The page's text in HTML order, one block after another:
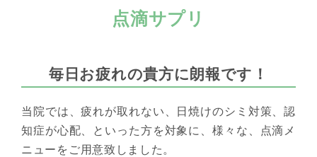
点滴サプリ
毎日お疲れの貴方に朗報です！
当院では、疲れが取れない、日焼けのシミ対策、認
知症が心配、といった方を対象に、様々な、点滴メ
ニューをご用意致しました。